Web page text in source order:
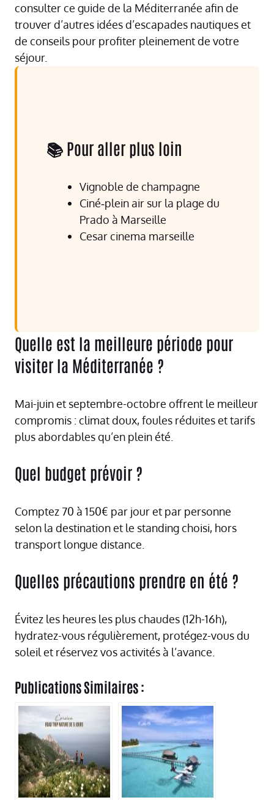
consulterce guide de la Méditerranée afin de
trouver d’autres idées d’escapades nautiques et
de conseils pour profiter pleinement de votre
séjour.
📚 Pour aller plus loin
Vignoble de champagne
Ciné‑plein air sur la plage du
Prado à Marseille
Cesar cinema marseille
Quelle est la meilleure période pour
visiter la Méditerranée ?
Mai-juin et septembre-octobre offrent le meilleur
compromis : climat doux, foules réduites et tarifs
plus abordables qu’en plein été.
Quel budget prévoir ?
Comptez 70 à 150€ par jour et par personne
selon la destination et le standing choisi, hors
transport longue distance.
Quelles précautions prendre en été ?
Évitez les heures les plus chaudes (12h-16h),
hydratez-vous régulièrement, protégez-vous du
soleil et réservez vos activités à l’avance.
Publications Similaires :